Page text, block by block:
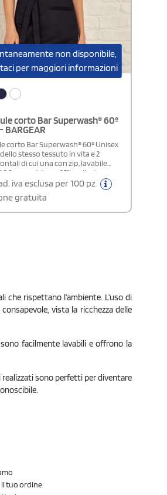
non disponibile,
per maggiori informazioni
corto Bar Superwash® 60º
BARGEAR
corto Bar Superwash® 60º Unisex
stesso tessuto in vita e 2
di cui una con zip, lavabile
65% poliestere,
iva esclusa per 100 pz
gratuita
rispettano l’ambiente. L’uso di
vista la ricchezza delle
facilmente lavabili e offrono la
sono perfetti per diventare
il tuo ordine